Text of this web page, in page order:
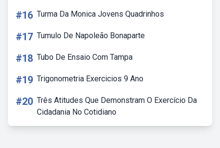
#16 Turma Da Monica Jovens Quadrinhos
#17 Tumulo De Napoleão Bonaparte
#18 Tubo De Ensaio Com Tampa
#19 Trigonometria Exercicios 9 Ano
#20 Três Atitudes Que Demonstram O Exercício Da
Cidadania No Cotidiano